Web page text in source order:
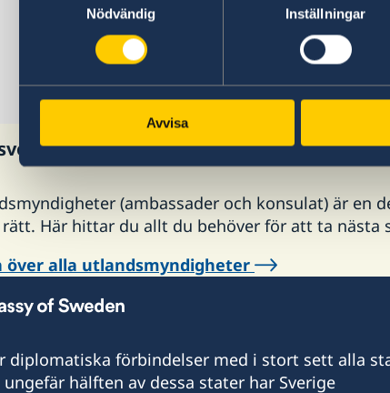
Nödvändig
Inställningar
Avvisa
öka. Det är därför angeläget att varje
vad gäller pengar och tid, för att
Senast uppdaterad 04 maj 2026
företag
(ambassader och konsulat) är en
Här hittar du allt du behöver för att ta nästa
över alla utlandsmyndigheter
diplomatiska förbindelser med i stort sett alla
hälften av dessa stater har Sverige